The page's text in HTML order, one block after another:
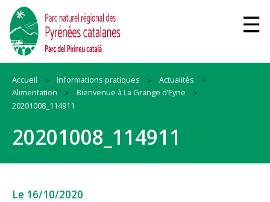
Accueil Informations pratiques
Actualités
Alimentation
Bienvenue à La Grange d’Eyne
20201008_114911
20201008_114911
Le 16/10/2020